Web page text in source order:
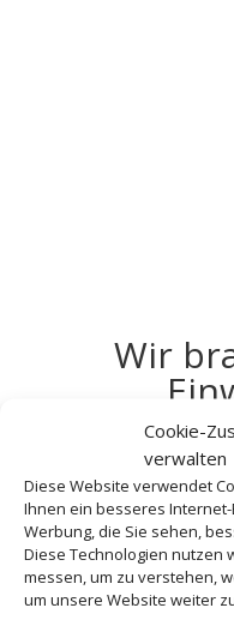
Cookie-
verwalten
Diese Website verwendet
Ihnen ein besseres
Werbung, die Sie sehen,
Diese Technologien nutzen
messen, um zu verstehen,
um unsere Website weiter
Wir
Um diesen Inhalt
Es werden ggf.
Die Abwicklung der